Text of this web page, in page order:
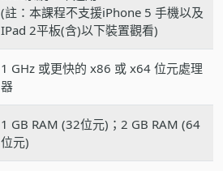
(註：本課程不支援iPhone 5 手機以及
IPad 2平板(含)以下裝置觀看)
1 GHz 或更快的 x86 或 x64 位元處理
器
1 GB RAM (32位元)；2 GB RAM (64
位元)